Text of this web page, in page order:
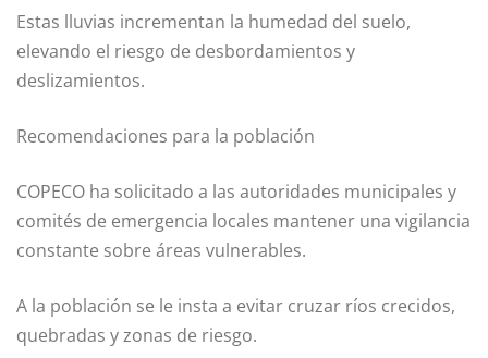
Estas lluvias incrementan la humedad del suelo,
elevando el riesgo de desbordamientos y
deslizamientos.
Recomendaciones para la población
COPECO ha solicitado a las autoridades municipales y
comités de emergencia locales mantener una vigilancia
constante sobre áreas vulnerables.
A la población se le insta a evitar cruzar ríos crecidos,
quebradas y zonas de riesgo.